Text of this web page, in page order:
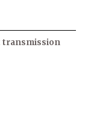
transmission